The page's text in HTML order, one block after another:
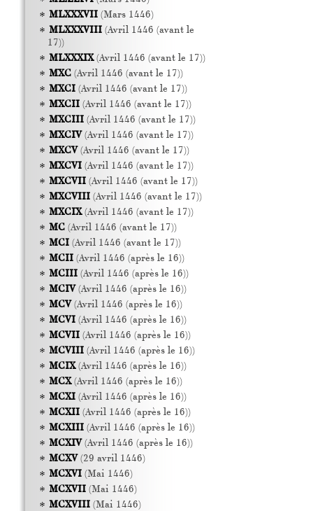
MLXXXVII(Mars 1446)
MLXXXVIII(Avril 1446 (avant le
17))
MLXXXIX(Avril 1446 (avant le 17))
MXC(Avril 1446 (avant le 17))
MXCI(Avril 1446 (avant le 17))
MXCII(Avril 1446 (avant le 17))
MXCIII(Avril 1446 (avant le 17))
MXCIV(Avril 1446 (avant le 17))
MXCV(Avril 1446 (avant le 17))
MXCVI(Avril 1446 (avant le 17))
MXCVII(Avril 1446 (avant le 17))
MXCVIII(Avril 1446 (avant le 17))
MXCIX(Avril 1446 (avant le 17))
MC(Avril 1446 (avant le 17))
MCI(Avril 1446 (avant le 17))
MCII(Avril 1446 (après le 16))
MCIII(Avril 1446 (après le 16))
MCIV(Avril 1446 (après le 16))
MCV(Avril 1446 (après le 16))
MCVI(Avril 1446 (après le 16))
MCVII(Avril 1446 (après le 16))
MCVIII(Avril 1446 (après le 16))
MCIX(Avril 1446 (après le 16))
MCX(Avril 1446 (après le 16))
MCXI(Avril 1446 (après le 16))
MCXII(Avril 1446 (après le 16))
MCXIII(Avril 1446 (après le 16))
MCXIV(Avril 1446 (après le 16))
MCXV(29 avril 1446)
MCXVI(Mai 1446)
MCXVII(Mai 1446)
MCXVIII(Mai 1446)